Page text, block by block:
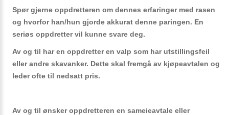
Spør gjerne oppdretteren om dennes erfaringer med rasen
og hvorfor han/hun gjorde akkurat denne paringen. En
seriøs oppdretter vil kunne svare deg.
Av og til har en oppdretter en valp som har utstillingsfeil
eller andre skavanker. Dette skal fremgå av kjøpeavtalen og
leder ofte til nedsatt pris.
Av og til ønsker oppdretteren en sameieavtale eller